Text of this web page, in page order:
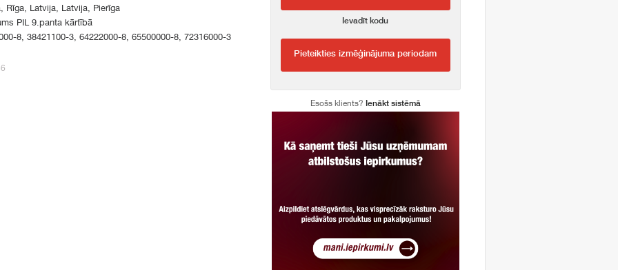
Rīga, Latvija, Latvija, Pierīga
PIL 9.panta kārtībā
8, 38421100-3, 64222000-8, 65500000-8, 72316000-3
Ievadīt kodu
Pieteikties izmēģinājuma periodam
Esošs klients? Ienākt sistēmā